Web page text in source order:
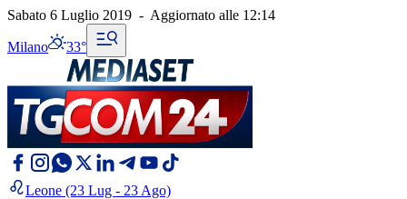
Sabato 6 Luglio 2019 - Aggiornato alle 12:14
Milano 33°
Leone (23 Lug - 23 Ago)